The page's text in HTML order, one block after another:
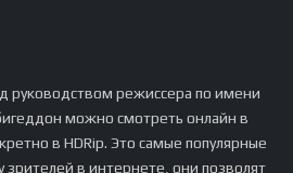
руководством режиссера по имени
можно смотреть онлайн в
в HDRip. Это самые популярные
в интернете, они позволят